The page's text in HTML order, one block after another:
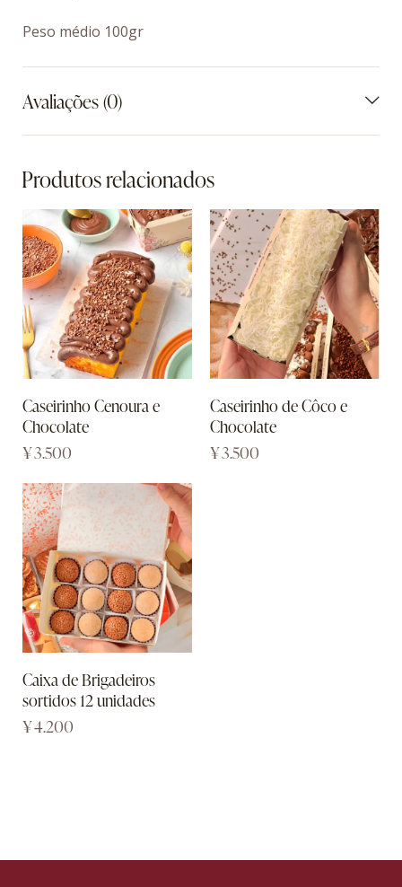
Peso médio 100gr
Avaliações (0)
Produtos relacionados
Caseirinho Cenoura e
Chocolate
¥3.500
Caseirinho de Côco e
Chocolate
¥3.500
Caixa de Brigadeiros
sortidos 12 unidades
¥4.200